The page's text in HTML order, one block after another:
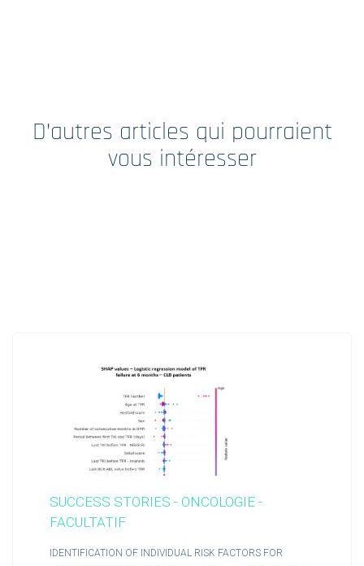
D’autres articles qui pourraient
vous intéresser
SUCCESS STORIES - ONCOLOGIE -
FACULTATIF
IDENTIFICATION OF INDIVIDUAL RISK FACTORS FOR